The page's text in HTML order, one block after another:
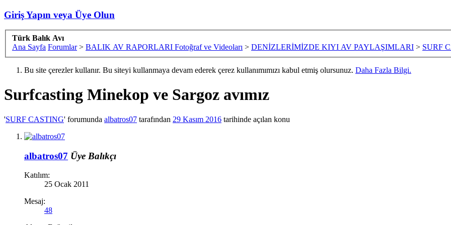
Giriş Yapın veya Üye Olun
Türk Balık Avı
Ana Sayfa Forumlar > BALIK AV RAPORLARI Fotoğraf ve Videoları > DENİZLERİMİZDE KIYI AV PAYLAŞIMLARI > SURF
Bu site çerezler kullanır. Bu siteyi kullanmaya devam ederek çerez kullanımımızı kabul etmiş olursunuz. Daha Fazla Bilgi.
Surfcasting Minekop ve Sargoz avımız
'SURF CASTING' forumunda albatros07 tarafından 29 Kasım 2016 tarihinde açılan konu
albatros07 Üye Balıkçı
Katılım:
25 Ocak 2011
Mesaj:
48